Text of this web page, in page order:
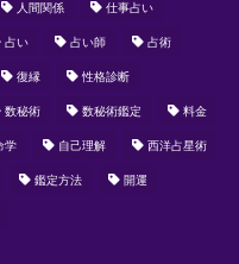
人間関係 仕事占い
占い 占い師 占術
復縁 性格診断
数秘術 数秘術鑑定 料金
学 自己理解 西洋占星術
鑑定方法 開運